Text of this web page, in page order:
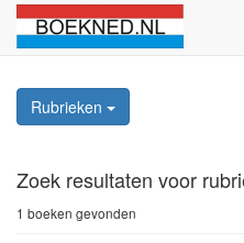
Rubrieken
Zoek resultaten voor
1 boeken gevonden